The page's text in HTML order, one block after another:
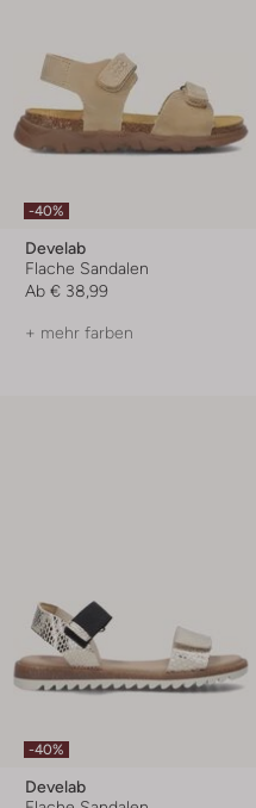
-40%
Develab
Flache Sandalen
Ab € 38,99
+ mehr farben
-40%
Develab